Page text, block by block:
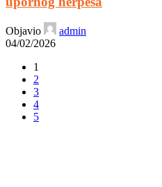
Objavio
admin
04/02/2026
1
2
3
4
5